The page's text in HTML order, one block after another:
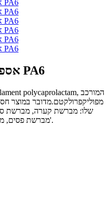
אספקת פוטוריה חוט מברשת PA6
מפוליקפרולקטם.מדובר במוצר
שלו: מברשת קערה, מברשת
מברשת פסים, מברשת מקלחת, מברשת תעשייתית וכו'.